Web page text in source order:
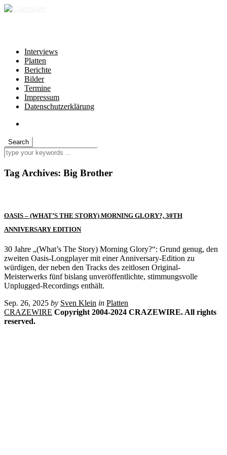
Interviews
Platten
Berichte
Bilder
Termine
Impressum
Datenschutzerklärung
Tag Archives: Big Brother
OASIS – (WHAT’S THE STORY) MORNING GLORY?, 30TH
ANNIVERSARY EDITION
30 Jahre „(What’s The Story) Morning Glory?“: Grund genug, den
zweiten Oasis-Longplayer mit einer Anniversary-Edition zu
würdigen, der neben den Tracks des zeitlosen Original-
Meisterwerks fünf bislang unveröffentlichte, stimmungsvolle
Unplugged-Recordings enthält.
Sep. 26, 2025 by Sven Klein in Platten
CRAZEWIRE Copyright 2004-2024 CRAZEWIRE. All rights
reserved.